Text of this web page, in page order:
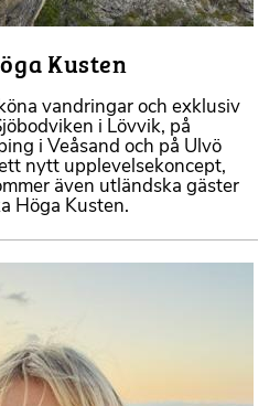
Kusten
vandringar och exklusiv
i Lövvik, på
i Veåsand och på Ulvö
nytt upplevelsekoncept,
även utländska gäster
Höga Kusten.